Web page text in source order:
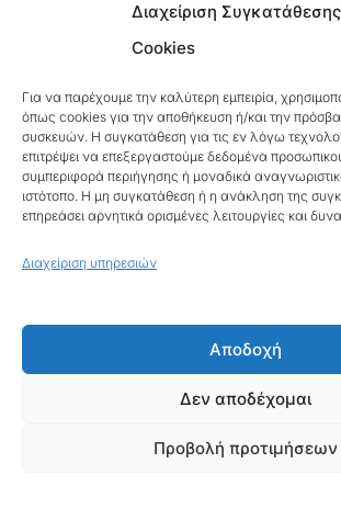
Διαχείριση Συγκατάθεσης
Cookies
Για να παρέχουμε την καλύτερη εμπειρία,
όπως cookies για την αποθήκευση ή/και την
συσκευών. Η συγκατάθεση για τις εν λόγω
επιτρέψει να επεξεργαστούμε δεδομένα
συμπεριφορά περιήγησης ή μοναδικά
ιστότοπο. Η μη συγκατάθεση ή η ανάκληση της
επηρεάσει αρνητικά ορισμένες λειτουργίες και
Διαχείριση υπηρεσιών
Αποδοχή
Δεν αποδέχομαι
Προβολή προτιμήσεων
ModernaGynaika.gr
OikonomiaPlus.gr
Oikotropia.gr
Perepet.gr
© 2026Orama Group(Orama
Α.Φ.Μ. 801086294 – Δ.Ο.Υ.
Γ.Ε.ΜΗ 148748903000 | Έδρα: